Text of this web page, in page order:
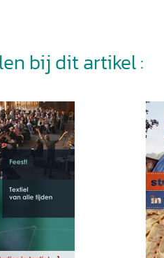
bij dit artikel :